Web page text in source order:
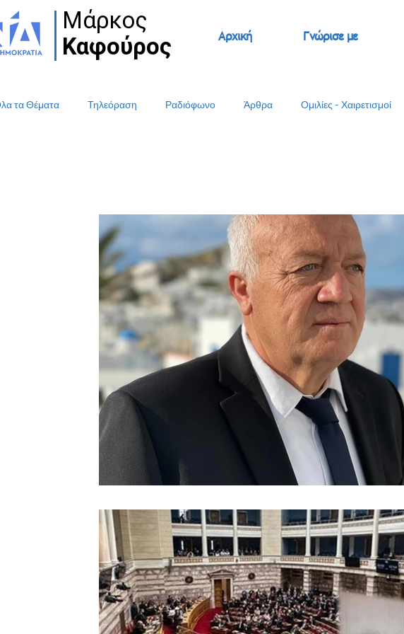
Μάρκος
Μάρκος
Καφούρος
Καφούρος Αρχική Γνώρισε με
τα Θέματα Τηλεόραση Ραδιόφωνο Άρθρα Ομιλίες - Χαιρετισμοί